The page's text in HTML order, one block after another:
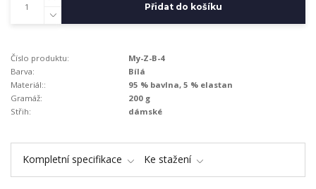
Přidat do košíku
Číslo produktu:
My-Z-B-4
Barva:
Bílá
Materiál::
95 % bavlna, 5 % elastan
Gramáž:
200 g
Střih:
dámské
Kompletní specifikace Ke stažení